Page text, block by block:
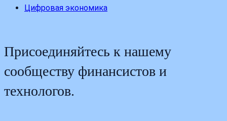
Цифровая экономика
Присоединяйтесь к нашему
сообществу финансистов и
технологов.